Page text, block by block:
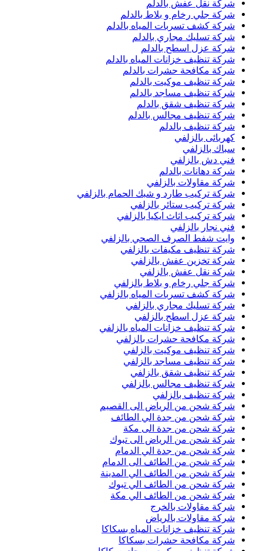
شركة نقل عفش بالدلم
شركة جلي رخام و بلاط بالدلم
شركة كشف تسربات المياه بالدلم
شركة تسليك مجاري بالدلم
شركة عزل اسطح بالدلم
شركة تنظيف خزانات المياه بالدلم
شركة مكافحة حشرات بالدلم
شركة تنظيف موكيت بالدلم
شركة تنظيف مساجد بالدلم
شركة تنظيف شقق بالدلم
شركة تنظيف مجالس بالدلم
شركة تنظيف بالدلم
كهربائى بالزلفي
سباك بالزلفي
فني دش بالزلفي
شركة دهانات بالدلم
شركة مقاولات بالزلفي
شركة تركيب طارد و شبك الحمام بالزلفي
شركة تركيب ستائر بالزلفي
شركة تركيب اثاث ايكيا بالزلفي
فني نجار بالزلفي
وايت شفط الصرف الصحي بالزلفي
شركة تنظيف مكيفات بالزلفي
شركة تخزين عفش بالزلفي
شركة نقل عفش بالزلفي
شركة جلي رخام و بلاط بالزلفي
شركة كشف تسربات المياه بالزلفي
شركة تسليك مجاري بالزلفي
شركة عزل اسطح بالزلفي
شركة تنظيف خزانات المياه بالزلفي
شركة مكافحة حشرات بالزلفي
شركة تنظيف موكيت بالزلفي
شركة تنظيف مساجد بالزلفي
شركة تنظيف شقق بالزلفي
شركة تنظيف مجالس بالزلفي
شركة تنظيف بالزلفي
شركة شحن من الرياض الى القصيم
شركة شحن من جدة الي الطائف
شركة شحن من جدة الى مكة
شركة شحن من الرياض الى تبوك
شركة شحن من جدة الي الدمام
شركة شحن من الطائف الى الدمام
شركة شحن من الطائف الي المدينة
شركة شحن من الطائف الي تبوك
شركة شحن من الطائف الي مكة
شركة مقاولات بالخرج
شركة مقاولات بالرياض
شركة تنظيف خزانات المياه بسكاكا
شركة مكافحة حشرات بسكاكا